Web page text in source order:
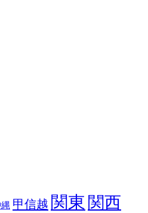
甲信越 関東 関西